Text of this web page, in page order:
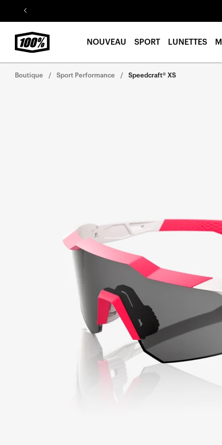
Aller au
contenu
NOUVEAU SPORT LUNETTES
Boutique Sport Performance Speedcraft® XS